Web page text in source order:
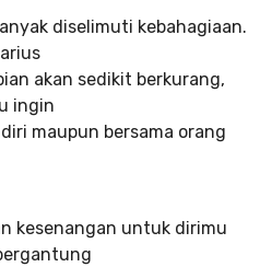
diselimuti kebahagiaan.
akan sedikit berkurang,
ingin
maupun bersama orang
kesenangan untuk dirimu